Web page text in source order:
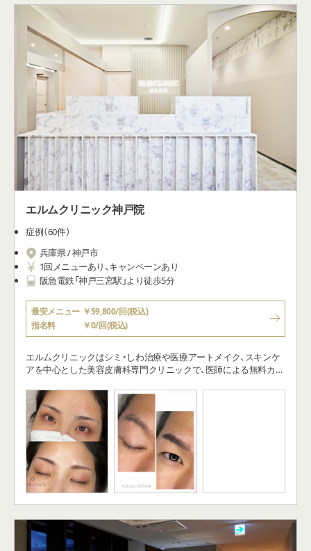
エルムクリニック神戸院
症例（60件）
兵庫県 / 神戸市
1回メニューあり、キャンペーンあり
阪急電鉄「神戸三宮駅」より徒歩5分
最安メニュー ￥59,800/回(税込)
指名料
￥0/回(税込)
エルムクリニックはシミ・しわ治療や医療アートメイク、スキンケ
アを中心とした美容皮膚科専門クリニックで、医師による無料カウ
不安をしっかりと聴き、「お肌の専門家」として、患者さま一人ひと
りに合わせた治療をご提案しています。